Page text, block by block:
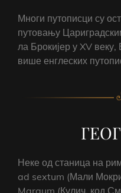
Многи путописци су
путовању
ла Брокијер у XV веку,
више енглеских
Неке од станица на
ad sextum (Мали